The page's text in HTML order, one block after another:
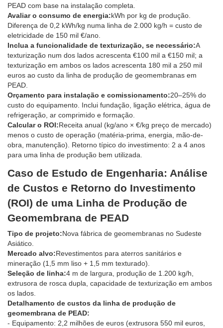
PEAD com base na instalação completa.
Avaliar o consumo de energia:kWh por kg de produção.
Diferença de 0,2 kWh/kg numa linha de 2.000 kg/h = custo de
eletricidade de 150 mil €/ano.
Inclua a funcionalidade de texturização, se necessário:A
texturização num dos lados acrescenta €100 mil a €150 mil; a
texturização em ambos os lados acrescenta 180 mil a 250 mil
euros ao custo da linha de produção de geomembranas em
PEAD.
Orçamento para instalação e comissionamento:20–25% do
custo do equipamento. Inclui fundação, ligação elétrica, água de
refrigeração, ar comprimido e formação.
Calcular o ROI:Receita anual (kg/ano × €/kg preço de mercado)
menos o custo de operação (matéria-prima, energia, mão-de-
obra, manutenção). Retorno típico do investimento: 2 a 4 anos
para uma linha de produção bem utilizada.
Caso de Estudo de Engenharia: Análise
de Custos e Retorno do Investimento
(ROI) de uma Linha de Produção de
Geomembrana de PEAD
Tipo de projeto:Nova fábrica de geomembranas no Sudeste
Asiático.
Mercado alvo:Revestimentos para aterros sanitários e
mineração (1,5 mm liso + 1,5 mm texturado).
Seleção de linha:4 m de largura, produção de 1.200 kg/h,
extrusora de rosca dupla, capacidade de texturização em ambos
os lados.
Detalhamento de custos da linha de produção de
geomembrana de PEAD:
- Equipamento: 2,2 milhões de euros (extrusora 550 mil euros,